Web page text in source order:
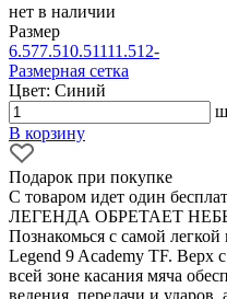
нет в наличии
Размер
6.577.510.51111.512-
Размерная сетка
Цвет: Синий
В корзину
Подарок при покупке
С товаром идет один
ЛЕГЕНДА ОБРЕТАЕТ
Познакомься с самой
Legend 9 Academy TF. Верх
всей зоне касания мяча
ведения, передачи и ударов,